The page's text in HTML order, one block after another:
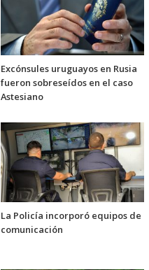
Excónsules uruguayos en Rusia
fueron sobreseídos en el caso
Astesiano
La Policía incorporó equipos de
comunicación